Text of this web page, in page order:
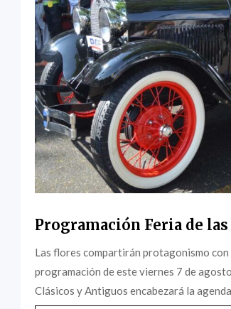
Programación Feria de
Las flores compartirán protagonismo
programación de este viernes 7 de
Clásicos y Antiguos encabezará la